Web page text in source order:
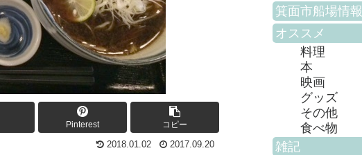
Pinterest コピー
2018.01.02 2017.09.20
箕面市船場情報
オススメ
料理
本
映画
グッズ
その他
食べ物
雑記